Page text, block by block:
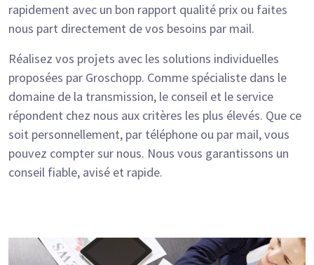
rapidement avec un bon rapport qualité prix ou faites
nous part directement de vos besoins par mail.
Réalisez vos projets avec les solutions individuelles
proposées par Groschopp. Comme spécialiste dans le
domaine de la transmission, le conseil et le service
répondent chez nous aux critères les plus élevés. Que ce
soit personnellement, par téléphone ou par mail, vous
pouvez compter sur nous. Nous vous garantissons un
conseil fiable, avisé et rapide.